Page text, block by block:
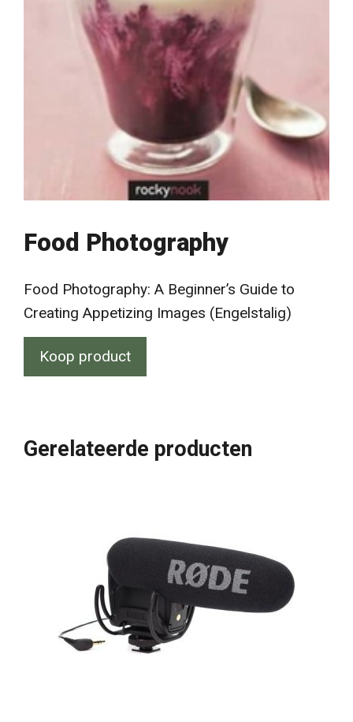
Food Photography
Food Photography: A Beginner’s Guide to
Creating Appetizing Images (Engelstalig)
Koop product
Gerelateerde producten